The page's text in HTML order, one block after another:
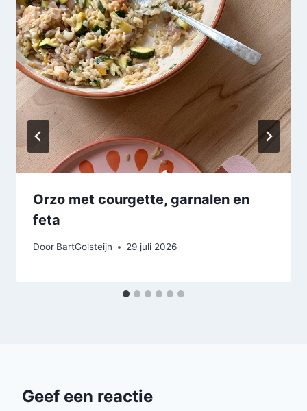
Orzo met courgette, garnalen en
feta
Door BartGolsteijn 29 juli 2026
Geef een reactie